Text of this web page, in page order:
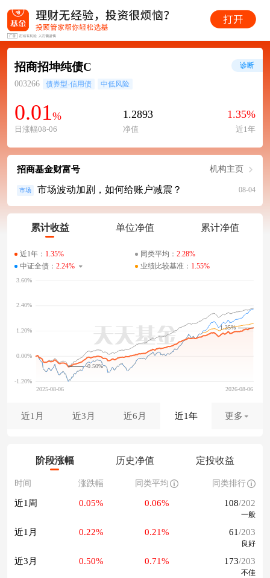
招商招坤纯债C
003266 债券型-信用债 中低风险
0.01 %
日涨幅08-06
1.2893
净值
1.35%
近1年
诊断
招商基金财富号 机构主页
市场 市场波动加剧，如何给账户减震？ 08-04
累计收益 单位净值 累计净值
近1年： 1.35% 同类平均： 2.28%
中证全债： 2.24% 业绩比较基准： 1.55%
-0.50%
1.35%
近1月 近3月 近6月 近1年 更多
阶段涨幅 历史净值 定投收益
时间 涨跌幅 同类平均 同类排行
近1周 0.05% 0.06% 108/202
一般
近1月 0.22% 0.21% 61/203
良好
近3月 0.50% 0.71% 173/203
不佳